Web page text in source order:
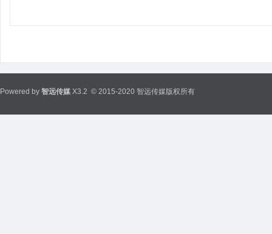
Powered by 智远传媒 X3.2 © 2015-2020 智远传媒版权所有